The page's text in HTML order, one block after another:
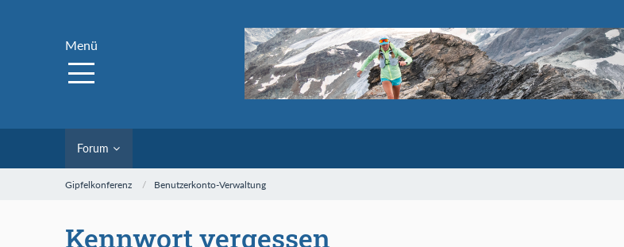
Menü
Forum
Gipfelkonferenz Benutzerkonto-Verwaltung
Kennwort vergessen